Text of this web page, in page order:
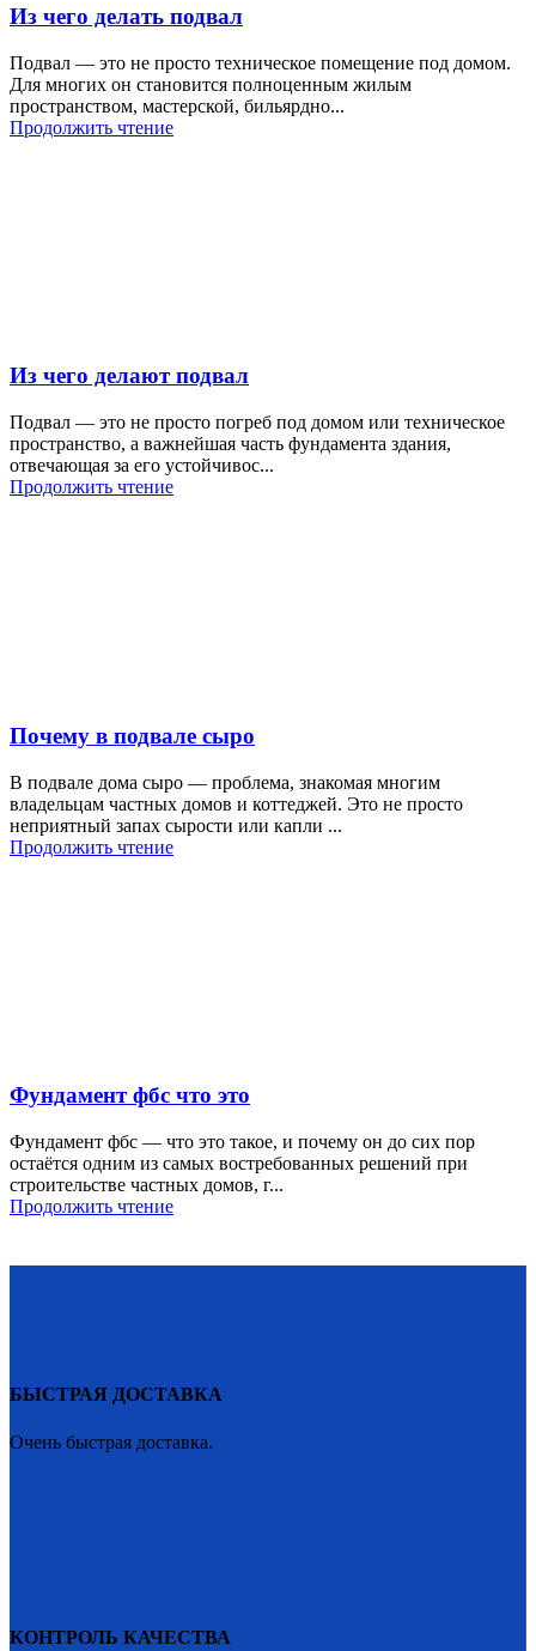
Из чего делать подвал
Подвал — это не просто техническое помещение под домом.
Для многих он становится полноценным жилым
пространством, мастерской, бильярдно...
Продолжить чтение
Из чего делают подвал
Подвал — это не просто погреб под домом или техническое
пространство, а важнейшая часть фундамента здания,
отвечающая за его устойчивос...
Продолжить чтение
Почему в подвале сыро
В подвале дома сыро — проблема, знакомая многим
владельцам частных домов и коттеджей. Это не просто
неприятный запах сырости или капли ...
Продолжить чтение
Фундамент фбс что это
Фундамент фбс — что это такое, и почему он до сих пор
остаётся одним из самых востребованных решений при
строительстве частных домов, г...
Продолжить чтение
БЫСТРАЯ ДОСТАВКА
Очень быстрая доставка.
КОНТРОЛЬ КАЧЕСТВА